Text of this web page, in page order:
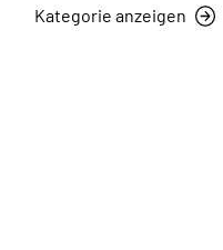
Kategorie anzeigen